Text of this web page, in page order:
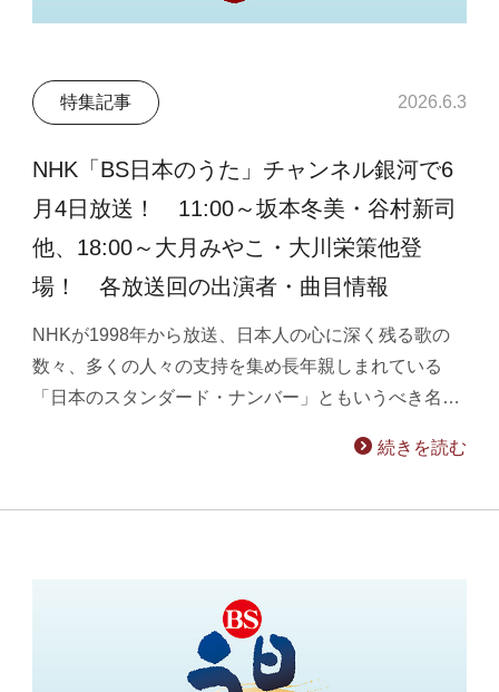
特集記事 2026.6.3
NHK「BS日本のうた」チャンネル銀河で6
月4日放送！ 11:00～坂本冬美・谷村新司
他、18:00～大月みやこ・大川栄策他登
場！ 各放送回の出演者・曲目情報
NHKが1998年から放送、日本人の心に深く残る歌の
数々、多くの人々の支持を集め長年親しまれている
「日本のスタンダード・ナンバー」ともいうべき名…
続きを読む